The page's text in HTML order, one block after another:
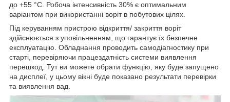
до +55 °C. Робоча інтенсивність 30% є оптимальним
варіантом при використанні воріт в побутових цілях.
Під керуванням пристрою відкриття/ закриття воріт
здійснюється з уповільненням, що гарантує їх безпечне
експлуатацію. Обладнання проводить самодіагностику при
старті, перевіряючи працездатність системи виявлення
перешкод. Тут ви можете обрати функцію, яку буде запущено
на дисплеї, у цьому вікні буде показано результати перевірки
та виявлення вад.